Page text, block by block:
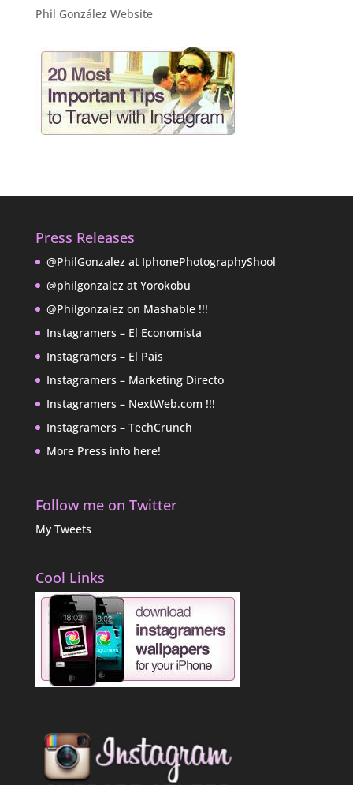
Phil González Website
Press Releases
@PhilGonzalez at IphonePhotographyShool
@philgonzalez at Yorokobu
@Philgonzalez on Mashable !!!
Instagramers – El Economista
Instagramers – El Pais
Instagramers – Marketing Directo
Instagramers – NextWeb.com !!!
Instagramers – TechCrunch
More Press info here!
Follow me on Twitter
My Tweets
Cool Links